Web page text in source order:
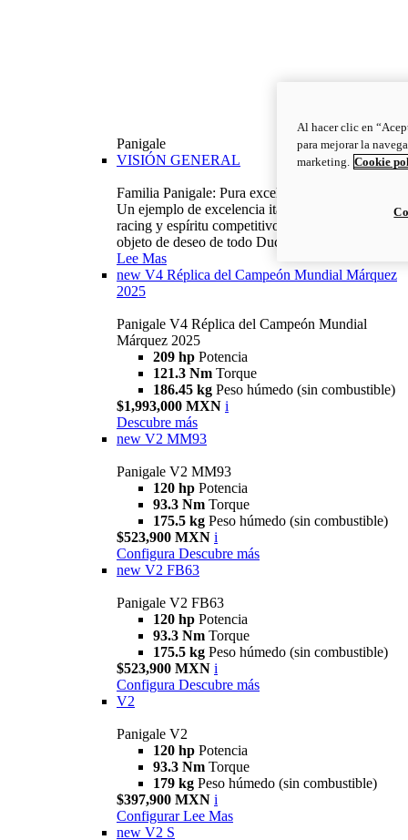
Panigale
VISIÓN GENERAL
Familia Panigale: Pura excelencia italiana.
Un ejemplo de excelencia italiana, con ADN
racing y espíritu competitivo: la Panigale es el
objeto de deseo de todo Ducatista.
Lee Mas
new V4 Réplica del Campeón Mundial Márquez
2025
Panigale V4 Réplica del Campeón Mundial
Márquez 2025
209 hp Potencia
121.3 Nm Torque
186.45 kg Peso húmedo (sin combustible)
$1,993,000 MXN i
Descubre más
new V2 MM93
Panigale V2 MM93
120 hp Potencia
93.3 Nm Torque
175.5 kg Peso húmedo (sin combustible)
$523,900 MXN i
Configura Descubre más
new V2 FB63
Panigale V2 FB63
120 hp Potencia
93.3 Nm Torque
175.5 kg Peso húmedo (sin combustible)
$523,900 MXN i
Configura Descubre más
V2
Panigale V2
120 hp Potencia
93.3 Nm Torque
179 kg Peso húmedo (sin combustible)
$397,900 MXN i
Configurar Lee Mas
new V2 S
Al hacer clic en
para mejorar la
marketing. Cookie